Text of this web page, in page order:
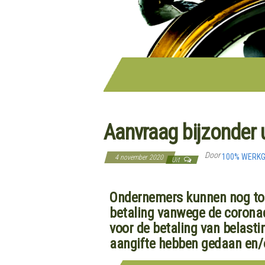
Aanvraag
4 november 2020 Uit Door100%
Ondernemers kunnen nog
betaling vanwege de
voor de betaling van
aangifte hebben gedaan